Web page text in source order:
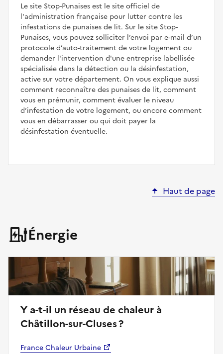
Le site Stop-Punaises est le site officiel de
l'administration française pour lutter contre les
infestations de punaises de lit. Sur le site Stop-
Punaises, vous pouvez solliciter l’envoi par e-mail d’un
protocole d’auto-traitement de votre logement ou
demander l'intervention d'une entreprise labellisée
spécialisée dans la détection ou la désinfestation,
active sur votre département. On vous explique aussi
comment reconnaître des punaises de lit, comment
vous en prémunir, comment évaluer le niveau
d’infestation de votre logement, ou encore comment
vous en débarrasser ou qui doit payer la
désinfestation éventuelle.
Haut de page
Énergie
Y a-t-il un réseau de chaleur à
Châtillon-sur-Cluses ?
France Chaleur Urbaine